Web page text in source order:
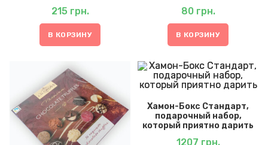
215 грн.
В КОРЗИНУ
80 грн.
В КОРЗИНУ
Хамон-Бокс Стандарт,
подарочный набор,
который приятно дарить
1207 грн.